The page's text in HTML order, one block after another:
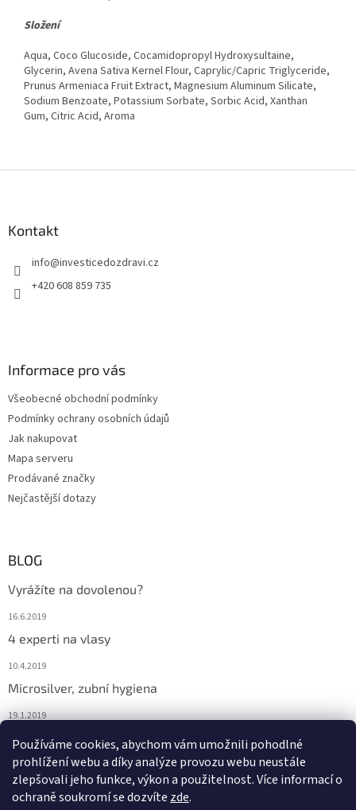
Používáme cookies, abychom vám umožnili pohodlné
prohlížení webu a díky analýze provozu webu neustále
zlepšovali jeho funkce, výkon a použitelnost. Více informací o
ochraně soukromí se dozvíte zde.
Složení
Aqua, Coco Glucoside, Cocamidopropyl Hydroxysultaine,
Glycerin, Avena Sativa Kernel Flour, Caprylic/Capric Triglyceride,
Prunus Armeniaca Fruit Extract, Magnesium Aluminum Silicate,
Sodium Benzoate, Potassium Sorbate, Sorbic Acid, Xanthan
Gum, Citric Acid, Aroma
Kontakt
info@investicedozdravi.cz
+420 608 859 735
Informace pro vás
Všeobecné obchodní podmínky
Podmínky ochrany osobních údajů
Jak nakupovat
Mapa serveru
Prodávané značky
Nejčastější dotazy
BLOG
Vyrážíte na dovolenou?
16.6.2019
4 experti na vlasy
10.4.2019
Microsilver, zubní hygiena
19.1.2019
Nemáte překyselený organismus?
12.1.2019